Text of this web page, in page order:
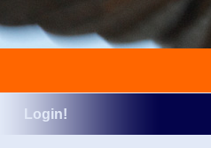
Login!